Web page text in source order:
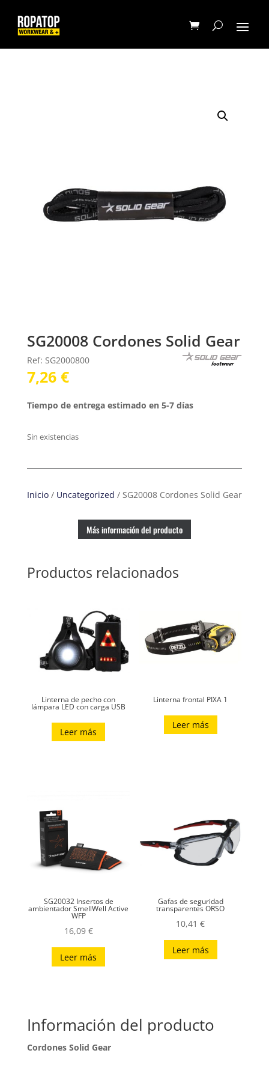
SG20008 Cordones Solid Gear
Ref: SG2000800
7,26 €
Tiempo de entrega estimado en 5-7 días
Sin existencias
Inicio/ Uncategorized / SG20008 Cordones Solid Gear
Más información del producto
Productos relacionados
Linterna de pecho con
lámpara LED con carga USB
Leer más
Linterna frontal PIXA 1
Leer más
SG20032 Insertos de
ambientador SmellWell Active
WFP
16,09 €
Leer más
Gafas de seguridad
transparentes ORSO
10,41€
Leer más
Información del producto
Cordones Solid Gear